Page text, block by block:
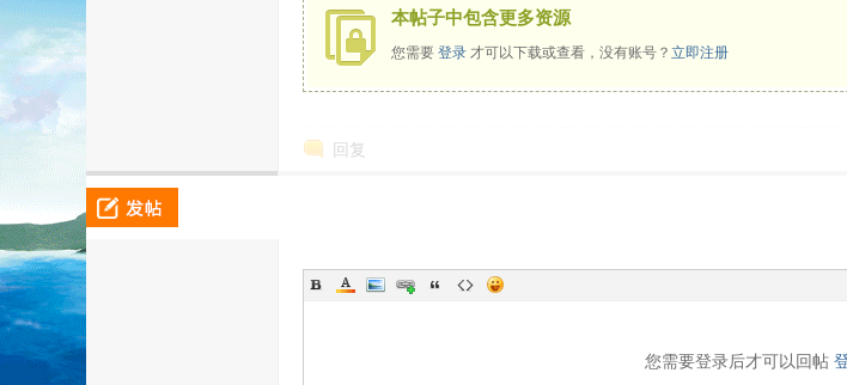
本帖子中包含更多资源
您需要登录才可以下载或查看，没有账号？立即注册
回复
您需要登录后才可以回帖